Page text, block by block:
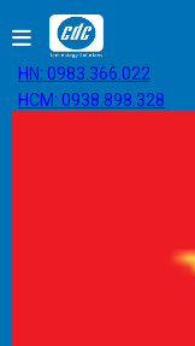
HN: 0983.366.022
HCM: 0938.898.328